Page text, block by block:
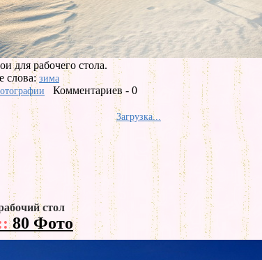
для рабочего стола.
слова: зима
Комментариев - 0
Загрузка...
стол
80 Фото